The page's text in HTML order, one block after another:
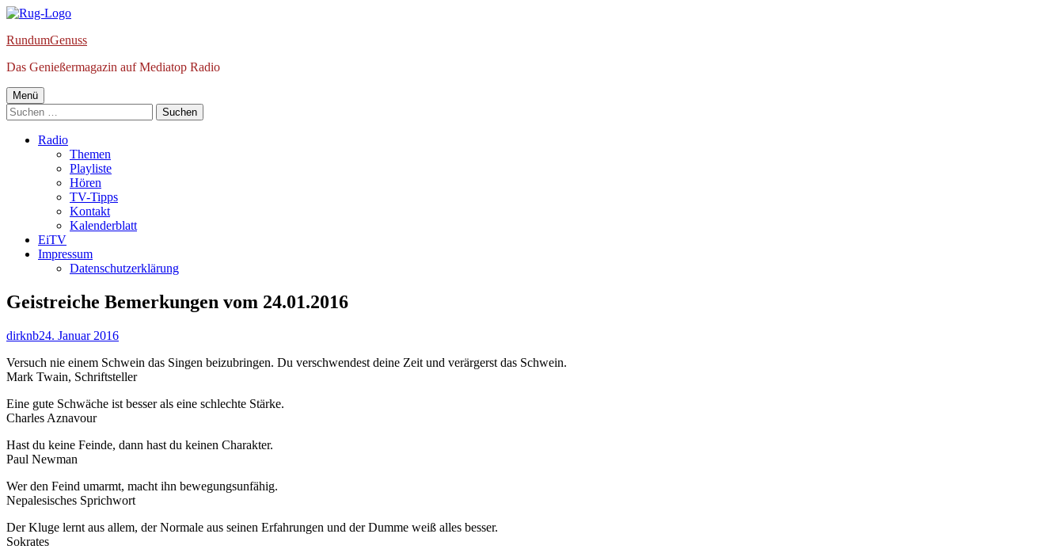
Springe
Inhalt
RundumGenuss
Das Genießermagazin auf Mediatop Radio
Primäres
Menü
Menü
Suchen
nach:
Radio
Themen
Playliste
Hören
TV-Tipps
Kontakt
Kalenderblatt
EiTV
Impressum
Datenschutzerklärung
Geistreiche Bemerkungen vom 24.01.2016
Autor
dirknbVeröffentlicht
24. Januar 2016
Versuch nie einem Schwein das Singen beizubringen. Du verschwendest deine Zeit und verärgerst das Schwein.
Mark Twain, Schriftsteller
Eine gute Schwäche ist besser als eine schlechte Stärke.
Charles Aznavour
Hast du keine Feinde, dann hast du keinen Charakter.
Paul Newman
Wer den Feind umarmt, macht ihn bewegungsunfähig.
Nepalesisches Sprichwort
Der Kluge lernt aus allem, der Normale aus seinen Erfahrungen und der Dumme weiß alles besser.
Sokrates